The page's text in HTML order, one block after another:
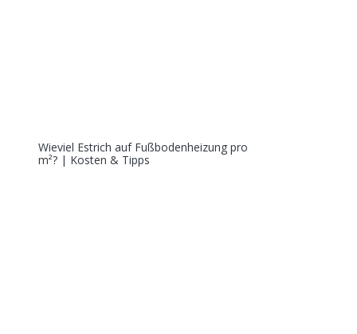
Wieviel Estrich auf Fußbodenheizung pro
m²? | Kosten & Tipps